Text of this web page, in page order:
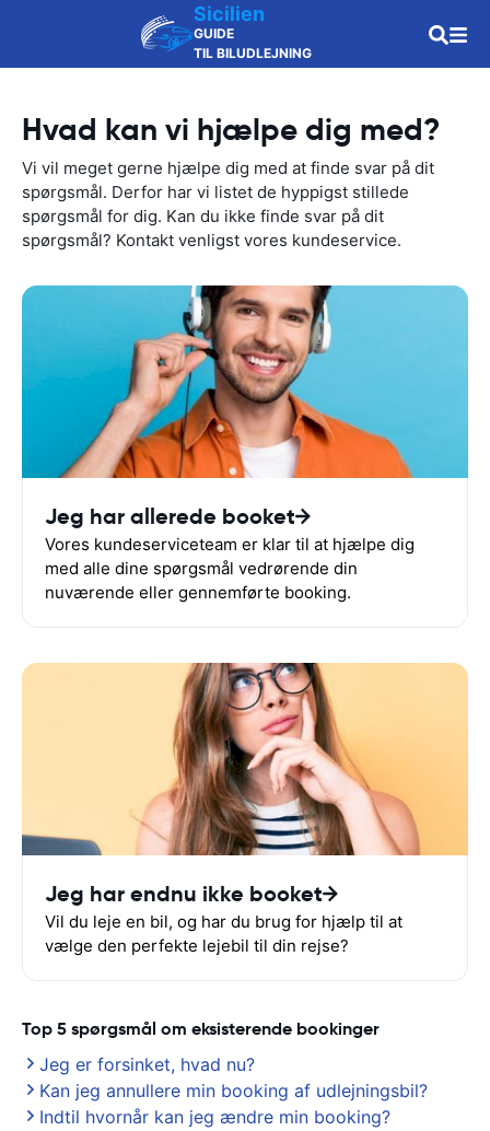
Sicilien
GUIDE
TIL BILUDLEJNING
Hvad kan vi hjælpe dig med?
Vi vil meget gerne hjælpe dig med at finde svar på dit
spørgsmål. Derfor har vi listet de hyppigst stillede
spørgsmål for dig. Kan du ikke finde svar på dit
spørgsmål? Kontakt venligst vores kundeservice.
Jeg har allerede booket
Vores kundeserviceteam er klar til at hjælpe dig
med alle dine spørgsmål vedrørende din
nuværende eller gennemførte booking.
Jeg har endnu ikke booket
Vil du leje en bil, og har du brug for hjælp til at
vælge den perfekte lejebil til din rejse?
Top 5 spørgsmål om eksisterende bookinger
Jeg er forsinket, hvad nu?
Kan jeg annullere min booking af udlejningsbil?
Indtil hvornår kan jeg ændre min booking?